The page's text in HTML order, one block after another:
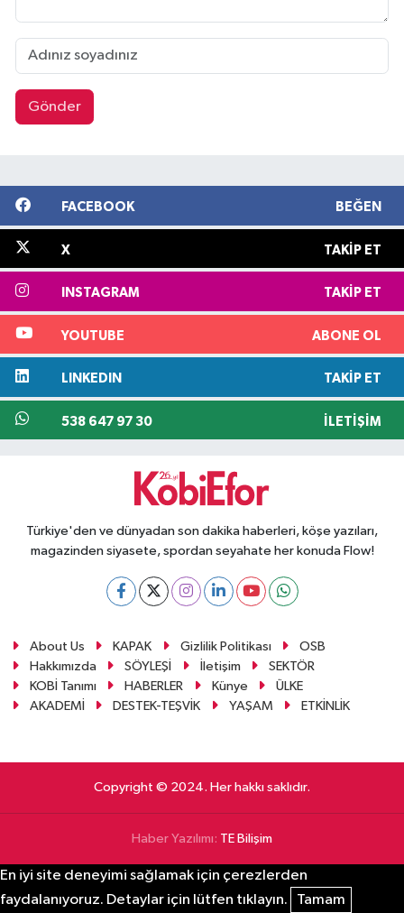
Gönder
FACEBOOK BEĞEN
X TAKIP ET
INSTAGRAM TAKIP ET
YOUTUBE ABONE OL
LINKEDIN TAKIP ET
538 647 97 30 İLETIŞIM
Türkiye'den ve dünyadan son dakika haberleri, köşe yazıları,
magazinden siyasete, spordan seyahate her konuda Flow!
About Us KAPAK Gizlilik Politikası
OSB
Hakkımızda
SÖYLEŞİ İletişim
SEKTÖR
KOBİ Tanımı
HABERLER Künye
ÜLKE
AKADEMİ
DESTEK-TEŞVİK YAŞAM ETKİNLİK
Copyright © 2024. Her hakkı saklıdır.
Haber Yazılımı: TE Bilişim
En iyi site deneyimi sağlamak için çerezlerden
faydalanıyoruz. Detaylar için lütfen tıklayın.
Tamam